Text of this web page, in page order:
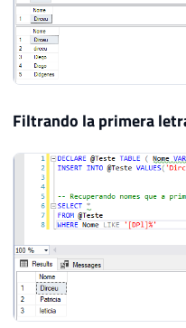
Filtrando la primera